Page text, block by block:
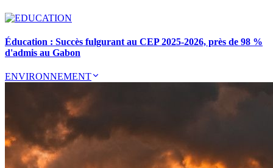
Éducation : Succès fulgurant au CEP 2025-2026, près de 98 %
d'admis au Gabon
ENVIRONNEMENT